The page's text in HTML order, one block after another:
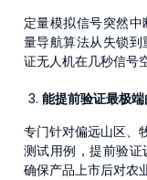
定量模拟信号突然
量导航算法从失锁
证无人机在几秒信号
能提前验证最极
专门针对偏远山区、
测试用例，提前验证
确保产品上市后对农